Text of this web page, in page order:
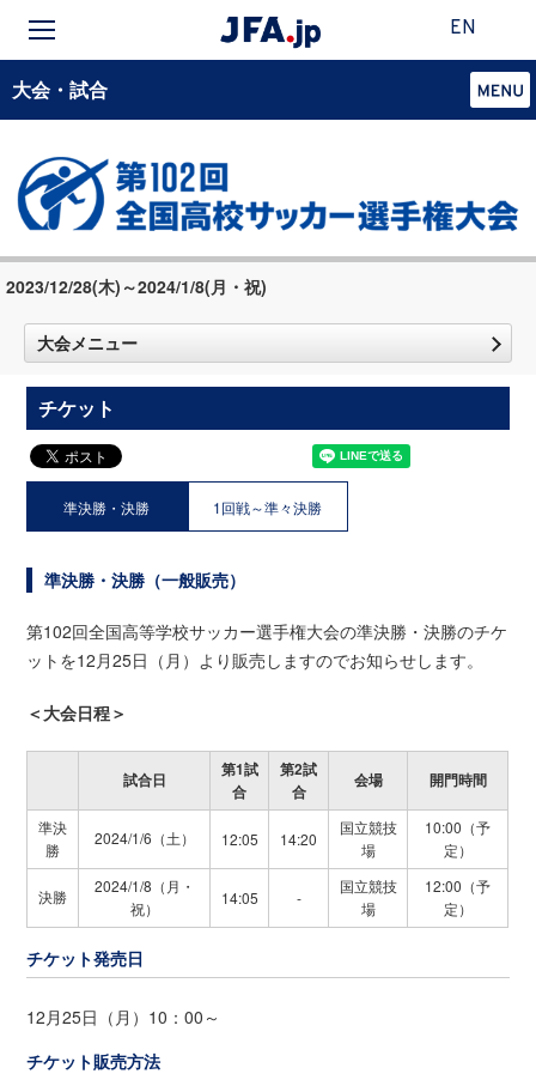
EN
大会・試合
2023/12/28(木)～2024/1/8(月・祝)
大会メニュー
チケット
準決勝・決勝 1回戦～準々決勝
準決勝・決勝（一般販売）
第102回全国高等学校サッカー選手権大会の準決勝・決勝のチケ
ットを12月25日（月）より販売しますのでお知らせします。
＜大会日程＞
試合日
第1試
合
第2試
合
会場 開門時間
準決
勝
2024/1/6（土） 12:05 14:20
国立競技
場
10:00（予
定）
決勝
2024/1/8（月・
祝）
14:05 -
国立競技
場
12:00（予
定）
チケット発売日
12月25日（月）10：00～
チケット販売方法